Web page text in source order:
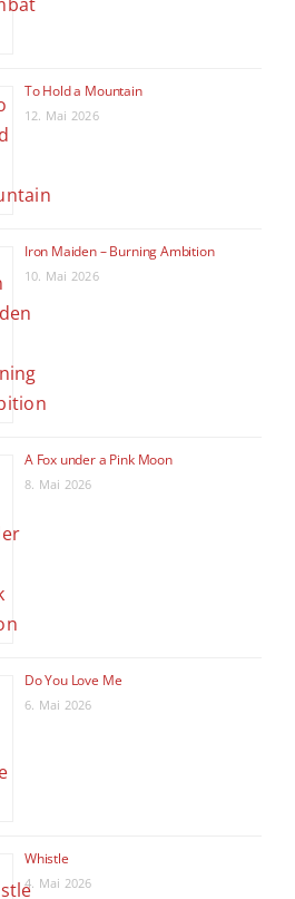
To Hold a Mountain
12. Mai 2026
Iron Maiden – Burning Ambition
10. Mai 2026
A Fox under a Pink Moon
8. Mai 2026
Do You Love Me
6. Mai 2026
Whistle
4. Mai 2026